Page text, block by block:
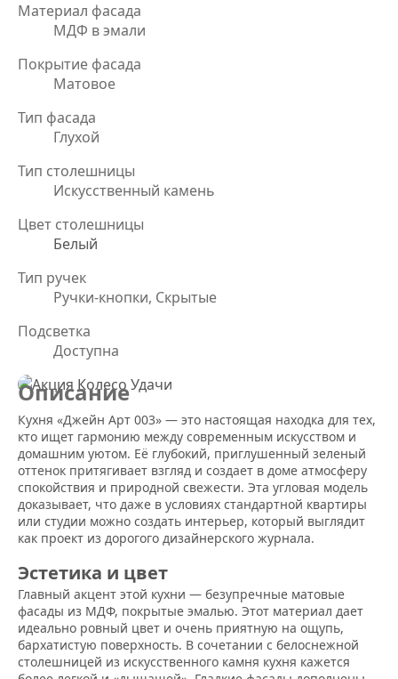
Материал фасада
МДФ в эмали
Покрытие фасада
Матовое
Тип фасада
Глухой
Тип столешницы
Искусственный камень
Цвет столешницы
Белый
Тип ручек
Ручки-кнопки, Скрытые
Подсветка
Доступна
Описание
Кухня «Джейн Арт 003» — это настоящая находка для тех,
кто ищет гармонию между современным искусством и
домашним уютом. Её глубокий, приглушенный зеленый
оттенок притягивает взгляд и создает в доме атмосферу
спокойствия и природной свежести. Эта угловая модель
доказывает, что даже в условиях стандартной квартиры
или студии можно создать интерьер, который выглядит
как проект из дорогого дизайнерского журнала.
Эстетика и цвет
Главный акцент этой кухни — безупречные матовые
фасады из МДФ, покрытые эмалью. Этот материал дает
идеально ровный цвет и очень приятную на ощупь,
бархатистую поверхность. В сочетании с белоснежной
столешницей из искусственного камня кухня кажется